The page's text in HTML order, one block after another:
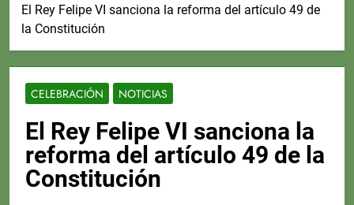
El Rey Felipe VI sanciona la reforma del artículo 49 de
la Constitución
CELEBRACIÓN NOTICIAS
El Rey Felipe VI sanciona la
reforma del artículo 49 de la
Constitución